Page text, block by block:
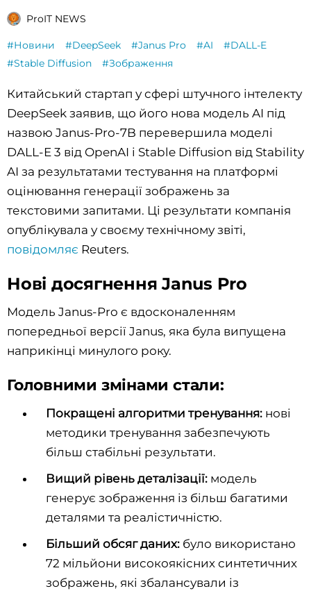
ProIT NEWS
#Новини #DeepSeek #Janus Pro #AI
#DALL-E
#Stable Diffusion
#Зображення
Китайський стартап у сфері штучного інтелекту
DeepSeek заявив, що його нова модель AI під
назвою Janus-Pro-7B перевершила моделі
DALL-E 3 від OpenAI і Stable Diffusion від Stability
AI за результатами тестування на платформі
оцінювання генерації зображень за
текстовими запитами. Ці результати компанія
опублікувала у своєму технічному звіті,
повідомляє Reuters.
Нові досягнення Janus Pro
Модель Janus-Pro є вдосконаленням
попередньої версії Janus, яка була випущена
наприкінці минулого року.
Головними змінами стали:
Покращені алгоритми тренування: нові
методики тренування забезпечують
більш стабільні результати.
Вищий рівень деталізації: модель
генерує зображення із більш багатими
деталями та реалістичністю.
Більший обсяг даних: було використано
72 мільйони високоякісних синтетичних
зображень, які збалансували із